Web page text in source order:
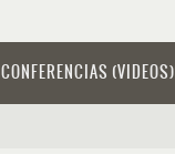
CONFERENCIAS (VIDEOS)